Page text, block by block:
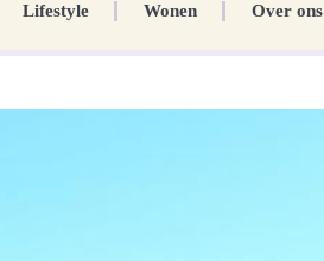
Lifestyle Wonen Over ons